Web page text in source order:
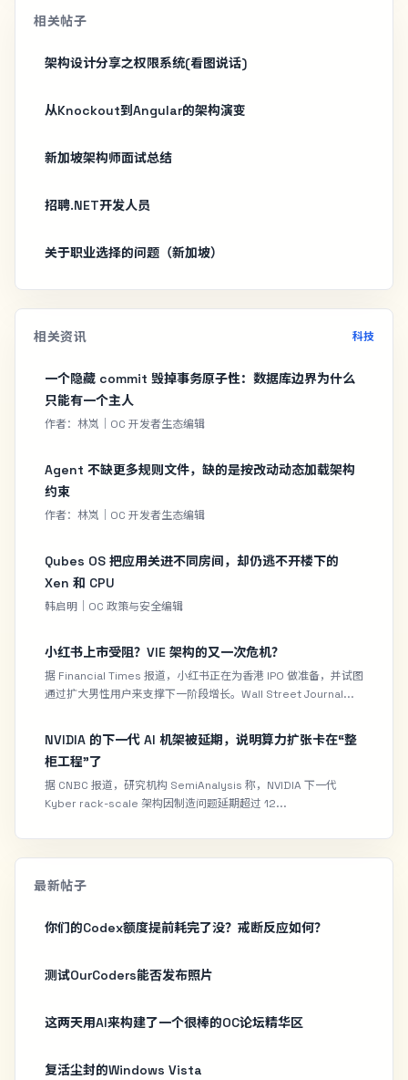
相关帖子
架构设计分享之权限系统(看图说话)
从Knockout到Angular的架构演变
新加坡架构师面试总结
招聘.NET开发人员
关于职业选择的问题（新加坡）
相关资讯 科技
一个隐藏 commit 毁掉事务原子性：数据库边界为什么
只能有一个主人
作者：林岚｜OC 开发者生态编辑
Agent 不缺更多规则文件，缺的是按改动动态加载架构
约束
作者：林岚｜OC 开发者生态编辑
Qubes OS 把应用关进不同房间，却仍逃不开楼下的
Xen 和 CPU
韩启明｜OC 政策与安全编辑
小红书上市受阻？VIE 架构的又一次危机？
据 Financial Times 报道，小红书正在为香港 IPO 做准备，并试图
通过扩大男性用户来支撑下一阶段增长。Wall Street Journal...
NVIDIA 的下一代 AI 机架被延期，说明算力扩张卡在“整
柜工程”了
据 CNBC 报道，研究机构 SemiAnalysis 称，NVIDIA 下一代
Kyber rack-scale 架构因制造问题延期超过 12...
最新帖子
你们的Codex额度提前耗完了没？戒断反应如何？
测试OurCoders能否发布照片
这两天用AI来构建了一个很棒的OC论坛精华区
复活尘封的Windows Vista